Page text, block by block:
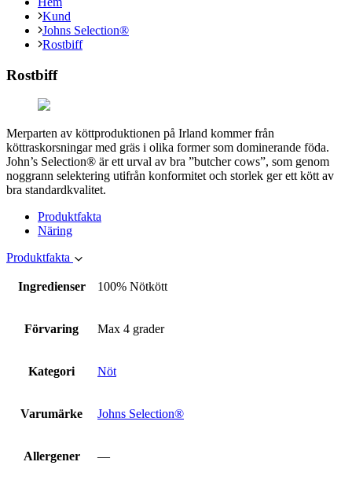
Kund
Johns Selection®
Rostbiff
Rostbiff
Merparten av köttproduktionen på Irland kommer från
köttraskorsningar med gräs i olika former som dominerande föda.
John’s Selection® är ett urval av bra ”butcher cows”, som genom
noggrann selektering utifrån konformitet och storlek ger ett kött av
bra standardkvalitet.
Produktfakta
Näring
Produktfakta
Ingredienser 100% Nötkött
Förvaring Max 4 grader
Kategori Nöt
Varumärke Johns Selection®
Allergener —